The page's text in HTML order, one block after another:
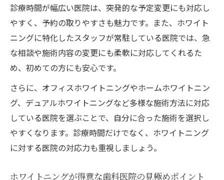
満足度の高いホワイトニング医院の特徴
アフターケア重視なら押さえておきたいポイン
ト
ホワイトニング後の歯科医院でのアフター
安心できるアフターケア体制がある医院を
選ぶ
美白効果を長続きさせるアフターサポート
応
診療時間が幅広い医院は、突発的な予定変更にも対応し
やすく、予約の取りやすさも魅力です。また、ホワイト
ニングに特化したスタッフが常駐している医院では、急
な相談や施術内容の変更にも柔軟に対応してくれるた
め、初めての方にも安心です。
さらに、オフィスホワイトニングやホームホワイトニン
グ、デュアルホワイトニングなど多様な施術方法に対応
している医院を選ぶことで、自分に合った施術を選択し
やすくなります。診療時間だけでなく、ホワイトニング
に対する医院の対応力も重視しましょう。
ホワイトニングが得意な歯科医院の見極めポイント